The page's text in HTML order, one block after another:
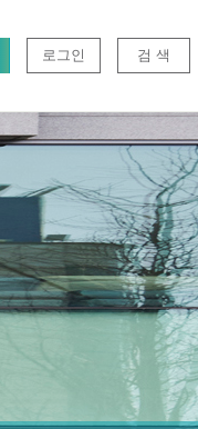
로그인 검 색